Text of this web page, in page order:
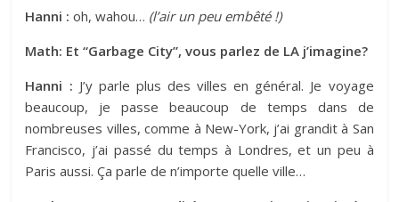
Hanni : oh, wahou… (l’air un peu embêté !)
Math: Et “Garbage City”, vous parlez de LA j’imagine?
Hanni : J’y parle plus des villes en général. Je voyage
beaucoup, je passe beaucoup de temps dans de
nombreuses villes, comme à New-York, j’ai grandit à San
Francisco, j’ai passé du temps à Londres, et un peu à
Paris aussi. Ça parle de n’importe quelle ville…